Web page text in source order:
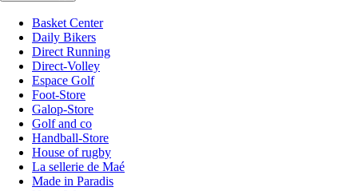
Basket Center
Daily Bikers
Direct Running
Direct-Volley
Espace Golf
Foot-Store
Galop-Store
Golf and co
Handball-Store
House of rugby
La sellerie de Maé
Made in Paradis